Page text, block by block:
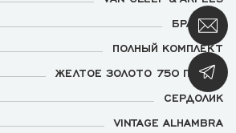
БРАСЛЕТ
ПОЛНЫЙ КОМПЛЕКТ
ЖЕЛТОЕ ЗОЛОТО 750 ПРОБЫ
СЕРДОЛИК
VINTAGE ALHAMBRA